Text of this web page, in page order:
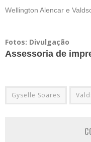
Wellington Alencar e
Fotos: Divulgação
Assessoria de
Gyselle Soares